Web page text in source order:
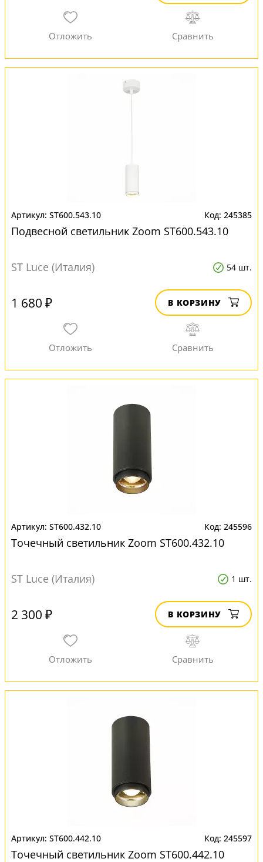
ST600.543.10 245385
Подвесной светильник Zoom ST600.543.10
ST Luce (Италия) 54 шт.
1 680 ₽ В КОРЗИНУ
ST600.432.10 245596
Точечный светильник Zoom ST600.432.10
ST Luce (Италия) 1 шт.
2 300 ₽ В КОРЗИНУ
ST600.442.10 245597
Точечный светильник Zoom ST600.442.10